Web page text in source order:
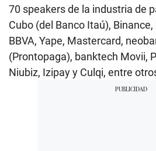
70 speakers de la industria de
Cubo (del Banco Itaú), Binance,
BBVA, Yape, Mastercard,
(Prontopaga), banktech Movii,
Niubiz, Izipay y Culqi, entre